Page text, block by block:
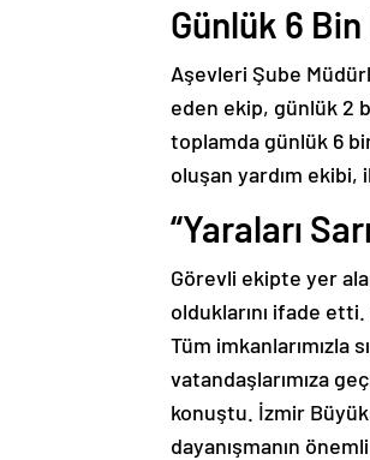
Günlük 6
Aşevleri Şube
eden ekip, günlük 2
toplamda günlük 6
oluşan yardım
“Yaraları
Görevli ekipte yer
olduklarını ifade etti.
Tüm imkanlarımızla
vatandaşlarımıza
konuştu. İzmir
dayanışmanın